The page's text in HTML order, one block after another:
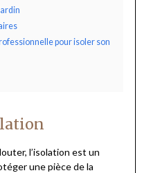
pour isoler son
l’isolation est un
une pièce de la